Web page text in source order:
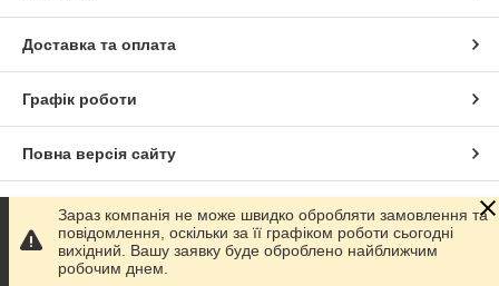
Доставка та оплата
Графік роботи
Повна версія сайту
Сайт створено на маркетплейсі Prom.ua
Політика конфіденційності
Зараз компанія не може швидко обробляти замовлення та
повідомлення, оскільки за її графіком роботи сьогодні
вихідний. Вашу заявку буде оброблено найближчим
робочим днем.